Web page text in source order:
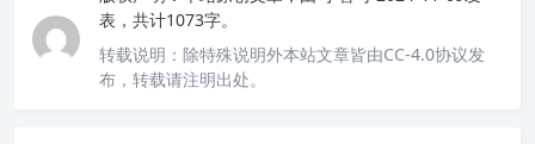
表，共计1073字。
转载说明： 除特殊说明外本站文章皆由CC-4.0协议发
布，转载请注明出处。